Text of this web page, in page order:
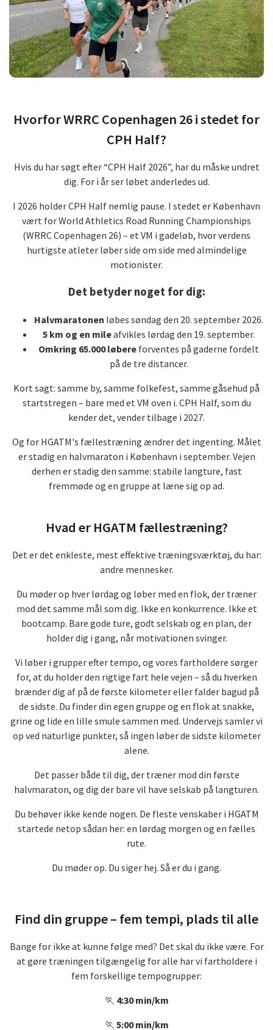
Hvorfor WRRC Copenhagen 26 i stedet for
CPH Half?
Hvis du har søgt efter “CPH Half 2026”, har du måske undret
dig. For i år ser løbet anderledes ud.
I 2026 holder CPH Half nemlig pause. I stedet er København
vært for World Athletics Road Running Championships
(WRRC Copenhagen 26) – et VM i gadeløb, hvor verdens
hurtigste atleter løber side om side med almindelige
motionister.
Det betyder noget for dig:
Halvmaratonen løbes søndag den 20. september 2026.
5 km og en mileafvikles lørdag den 19. september.
Omkring 65.000 løbere forventes på gaderne fordelt
på de tre distancer.
Kort sagt: samme by, samme folkefest, samme gåsehud på
startstregen – bare med et VM oven i. CPH Half, som du
kender det, vender tilbage i 2027.
Og for HGATM's fællestræning ændrer det ingenting. Målet
er stadig en halvmaraton i København i september. Vejen
derhen er stadig den samme: stabile langture, fast
fremmøde og en gruppe at læne sig op ad.
Hvad er HGATM fællestræning?
Det er det enkleste, mest effektive træningsværktøj, du har:
andre mennesker.
Du møder op hver lørdag og løber med en flok, der træner
mod det samme mål som dig. Ikke en konkurrence. Ikke et
bootcamp. Bare gode ture, godt selskab og en plan, der
holder dig i gang, når motivationen svinger.
Vi løber i grupper efter tempo, og vores fartholdere sørger
for, at du holder den rigtige fart hele vejen – så du hverken
brænder dig af på de første kilometer eller falder bagud på
de sidste. Du finder din egen gruppe og en flok at snakke,
grine og lide en lille smule sammen med. Undervejs samler vi
op ved naturlige punkter, så ingen løber de sidste kilometer
alene.
Det passer både til dig, der træner mod din første
halvmaraton, og dig der bare vil have selskab på langturen.
Du behøver ikke kende nogen. De fleste venskaber i HGATM
startede netop sådan her: en lørdag morgen og en fælles
rute.
Du møder op. Du siger hej. Så er du i gang.
Find din gruppe – fem tempi, plads til alle
Bange for ikke at kunne følge med? Det skal du ikke være. For
at gøre træningen tilgængelig for alle har vi fartholdere i
fem forskellige tempogrupper:
🏃 4:30 min/km
🏃 5:00 min/km